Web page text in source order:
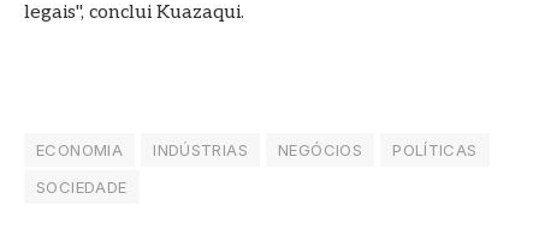
legais", conclui Kuazaqui.
ECONOMIA INDÚSTRIAS NEGÓCIOS
POLÍTICAS
SOCIEDADE